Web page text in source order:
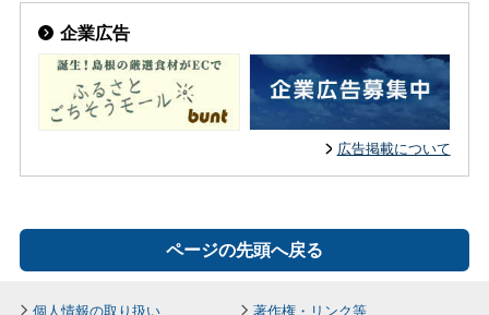
企業広告
広告掲載について
ページの先頭へ戻る
個人情報の取り扱い 著作権・リンク等